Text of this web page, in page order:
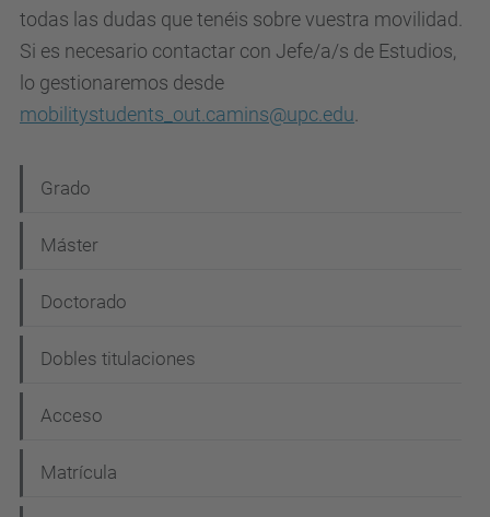
todas las dudas que tenéis sobre vuestra movilidad.
Si es necesario contactar con Jefe/a/s de Estudios,
lo gestionaremos desde
mobilitystudents_out.camins@upc.edu
a
v
g
a
i
ó
Grado
Máster
Doctorado
Dobles titulaciones
Acceso
Matrícula